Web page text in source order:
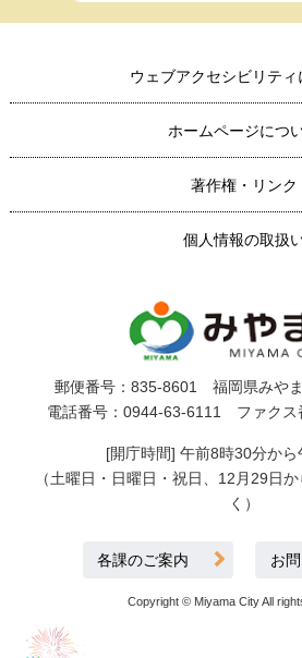
ウェブアクセシビリティ
ホームページにつ
著作権・リンク
個人情報の取扱
郵便番号：835-8601 福岡県みや
電話番号：0944-63-6111 ファクス
[開庁時間] 午前8時30分か
（土曜日・日曜日・祝日、12月29日
く）
各課のご案内 お
Copyright © Miyama City All